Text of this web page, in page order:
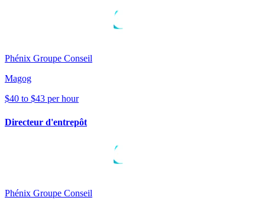
Phénix Groupe Conseil
Magog
$40 to $43 per hour
Directeur d'entrepôt
Phénix Groupe Conseil